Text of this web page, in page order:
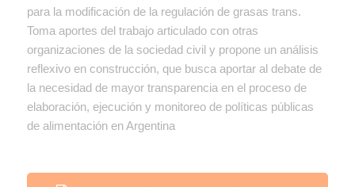
para la modificación de la regulación de grasas trans.
Toma aportes del trabajo articulado con otras
organizaciones de la sociedad civil y propone un análisis
reflexivo en construcción, que busca aportar al debate de
la necesidad de mayor transparencia en el proceso de
elaboración, ejecución y monitoreo de políticas públicas
de alimentación en Argentina